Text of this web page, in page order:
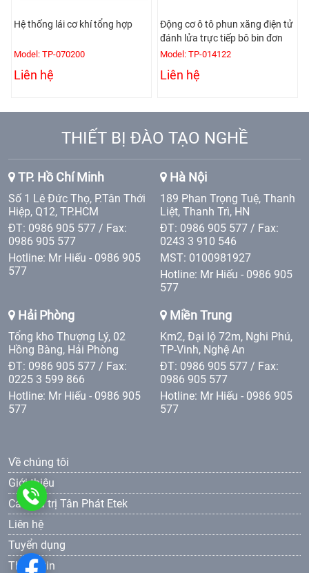
Hệ thống lái cơ khí tổng hợp
Model: TP-070200
Liên hệ
Động cơ ô tô phun xăng điện tử
đánh lửa trực tiếp bô bin đơn
Model: TP-014122
Liên hệ
THIẾT BỊ ĐÀO TẠO NGHỀ
TP. Hồ Chí Minh
Số 1 Lê Đức Thọ, P.Tân Thới
Hiệp, Q12, TP.HCM
ĐT: 0986 905 577 / Fax:
0986 905 577
Hotline: Mr Hiếu - 0986 905
577
Hà Nội
189 Phan Trọng Tuệ, Thanh
Liệt, Thanh Trì, HN
ĐT: 0986 905 577 / Fax:
0243 3 910 546
MST: 0100981927
Hotline: Mr Hiếu - 0986 905
577
Hải Phòng
Tổng kho Thượng Lý, 02
Hồng Bàng, Hải Phòng
ĐT: 0986 905 577 / Fax:
0225 3 599 866
Hotline: Mr Hiếu - 0986 905
577
Miền Trung
Km2, Đại lộ 72m, Nghi Phú,
TP-Vinh, Nghệ An
ĐT: 0986 905 577 / Fax:
0986 905 577
Hotline: Mr Hiếu - 0986 905
577
Về chúng tôi
Giới thiệu
Các giá trị Tân Phát Etek
Liên hệ
Tuyển dụng
Thông tin
0986
577